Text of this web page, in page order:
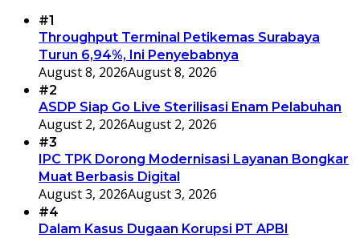
#1
Throughput Terminal Petikemas Surabaya
Turun 6,94%, Ini Penyebabnya
August 8, 2026August 8, 2026
#2
ASDP Siap Go Live Sterilisasi Enam Pelabuhan
August 2, 2026August 2, 2026
#3
IPC TPK Dorong Modernisasi Layanan Bongkar
Muat Berbasis Digital
August 3, 2026August 3, 2026
#4
Dalam Kasus Dugaan Korupsi PT APBI